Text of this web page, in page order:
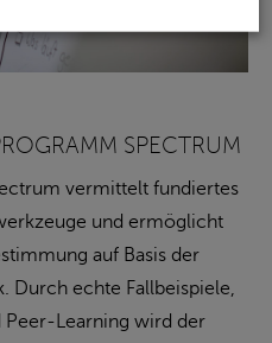
SPECTRUM
vermittelt fundiertes
und ermöglicht
auf Basis der
Durch echte Fallbeispiele,
Learning wird der